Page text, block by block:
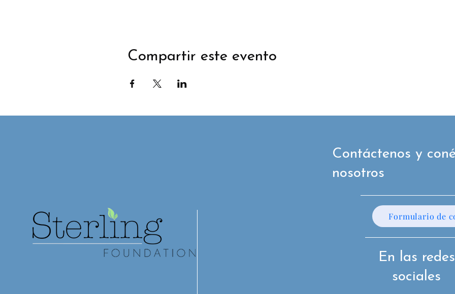
Compartir este evento
Contáctenos y
nosotros
Formulario de
En las redes
sociales